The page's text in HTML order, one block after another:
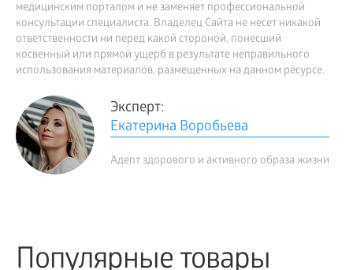
медицинским порталом и не заменяет профессиональной
консультации специалиста. Владелец Сайта не несет никакой
ответственности ни перед какой стороной, понесший
косвенный или прямой ущерб в результате неправильного
использования материалов, размещенных на данном ресурсе.
Эксперт:
Екатерина Воробьева
Адепт здорового и активного образа жизни
Популярные товары